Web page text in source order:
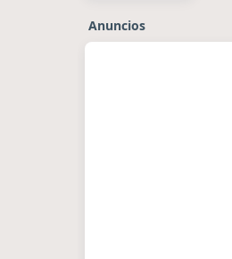
Anuncios